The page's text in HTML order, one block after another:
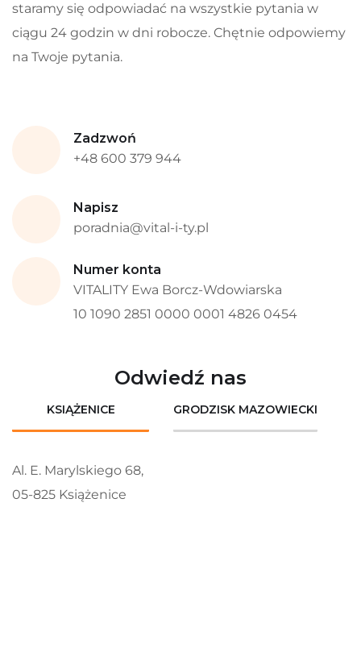
staramy się odpowiadać na wszystkie pytania w
ciągu 24 godzin w dni robocze. Chętnie odpowiemy
na Twoje pytania.
Zadzwoń
+48 600 379 944
Napisz
poradnia@vital-i-ty.pl
Numer konta
VITALITY Ewa Borcz-Wdowiarska
10 1090 2851 0000 0001 4826 0454
Odwiedź nas
KSIĄŻENICE GRODZISK MAZOWIECKI
Al. E. Marylskiego 68,
05-825 Książenice